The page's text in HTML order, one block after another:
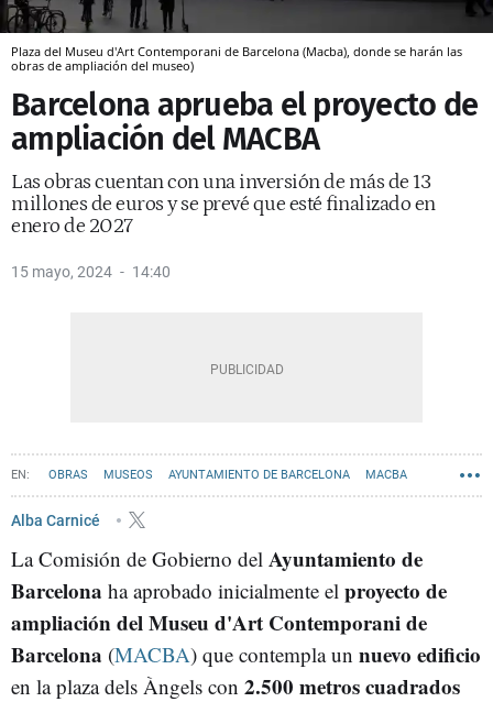
Plaza del Museu d'Art Contemporani de Barcelona (Macba), donde se harán las
obras de ampliación del museo)
Barcelona aprueba el proyecto de
ampliación del MACBA
Las obras cuentan con una inversión de más de 13
millones de euros y se prevé que esté finalizado en
enero de 2027
15 mayo, 2024 14:40
OBRAS MUSEOS AYUNTAMIENTO DE BARCELONA MACBA
Alba Carnicé
La Comisión de Gobierno del Ayuntamiento de
Barcelona ha aprobado inicialmente el proyecto de
ampliación del Museu d'Art Contemporani de
Barcelona (MACBA) que contempla un nuevo edificio
en la plaza dels Àngels con 2.500 metros cuadrados